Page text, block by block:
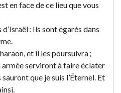
en face de ce lieu que vous
: Ils sont égarés dans
et il les poursuivra ;
serviront à faire éclater
que je suis l’Éternel. Et